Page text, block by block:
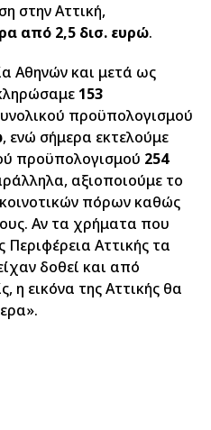
στην Αττική,
από 2,5 δισ. ευρώ.
Αθηνών και μετά ως
153
προϋπολογισμού
, ενώ σήμερα εκτελούμε
προϋπολογισμού 254
αξιοποιούμε το
πόρων καθώς
Αν τα χρήματα που
Περιφέρεια Αττικής τα
δοθεί και από
η εικόνα της Αττικής θα